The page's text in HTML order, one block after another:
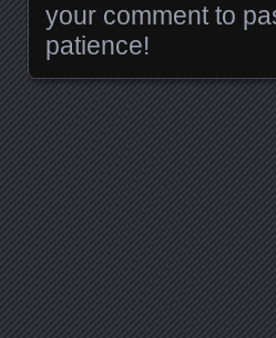
your comment to
patience!